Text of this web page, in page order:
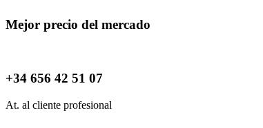
Mejor precio del mercado
+34 656 42 51 07
At. al cliente profesional